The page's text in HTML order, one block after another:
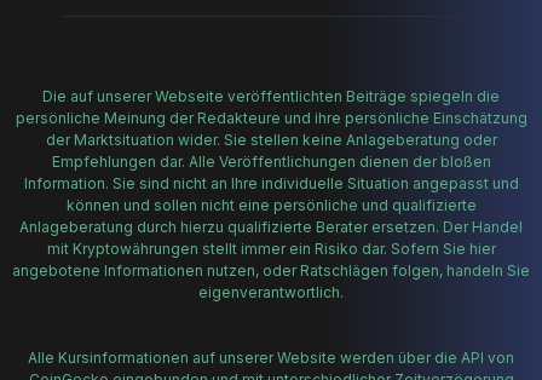
Die auf unserer Webseite veröffentlichten Beiträge spiegeln die
persönliche Meinung der Redakteure und ihre persönliche Einschätzung
der Marktsituation wider. Sie stellen keine Anlageberatung oder
Empfehlungen dar. Alle Veröffentlichungen dienen der bloßen
Information. Sie sind nicht an Ihre individuelle Situation angepasst und
können und sollen nicht eine persönliche und qualifizierte
Anlageberatung durch hierzu qualifizierte Berater ersetzen. Der Handel
mit Kryptowährungen stellt immer ein Risiko dar. Sofern Sie hier
angebotene Informationen nutzen, oder Ratschlägen folgen, handeln Sie
eigenverantwortlich.
Alle Kursinformationen auf unserer Website werden über die API von